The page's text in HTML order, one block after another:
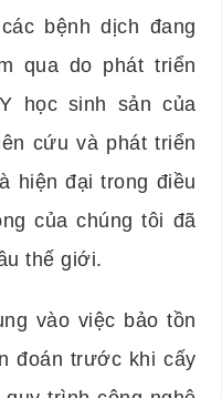
bệnh dịch đang
qua do phát triển
học sinh sản của
cứu và phát triển
hiện đại trong điều
của chúng tôi đã
thế giới.
vào việc bảo tồn
đoán trước khi cấy